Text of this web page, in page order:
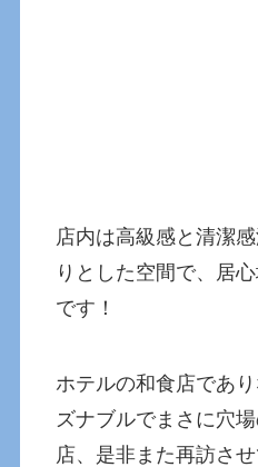
店内は高級感と清潔
りとした空間で、居
です！
ホテルの和食店であ
ズナブルでまさに穴
店、是非また再訪さ